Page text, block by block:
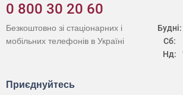
0 800 30 20 60
Будні:
Сб:
Нд:
Безкоштовно зі стаціонарних і
мобільних телефонів в Україні
Приєднуйтесь